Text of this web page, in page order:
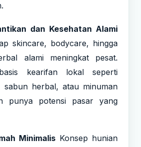
dan Kesehatan Alami
skincare, bodycare, hingga
alami meningkat pesat.
kearifan lokal seperti
sabun herbal, atau minuman
punya potensi pasar yang
Minimalis Konsep hunian